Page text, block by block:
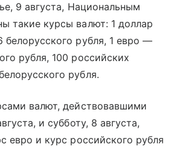
9 августа, Национальным
такие курсы валют: 1 доллар
белорусского рубля, 1 евро —
рубля, 100 российских
рубля.
валют, действовавшими
и субботу, 8 августа,
евро и курс российского рубля